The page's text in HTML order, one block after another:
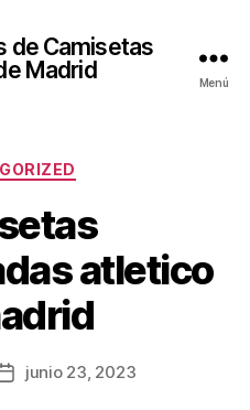
de Camisetas
Madrid
Menú
Categorías
atletico
Fechajunio 23, 2023